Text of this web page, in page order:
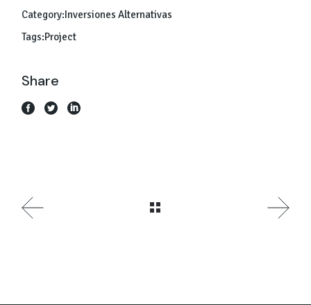
Category:Inversiones Alternativas
Tags:Project
Share